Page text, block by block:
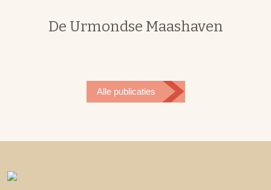
De Urmondse Maashaven
Alle publicaties